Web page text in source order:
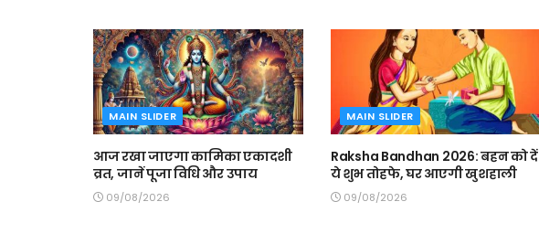
MAIN SLIDER
आज रखा जाएगा कामिका एकादशी
व्रत, जानें पूजा विधि और उपाय
09/08/2026
MAIN SLIDER
Raksha Bandhan 2026: बहन को दें
ये शुभ तोहफे, घर आएगी खुशहाली
09/08/2026